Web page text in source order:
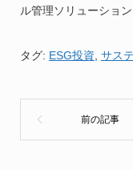
ル管理ソリューショ
タグ: ESG投資 サス